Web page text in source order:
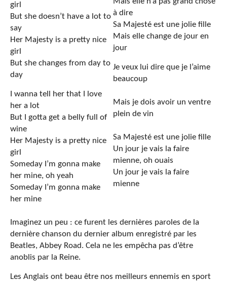
girl
But she doesn’t have a lot to
say
Her Majesty is a pretty nice
girl
But she changes from day to
day
I wanna tell her that I love
her a lot
But I gotta get a belly full of
wine
Her Majesty is a pretty nice
girl
Someday I’m gonna make
her mine, oh yeah
Someday I’m gonna make
her mine
à dire
Sa Majesté est une jolie fille
Mais elle change de jour en
jour
Je veux lui dire que je l’aime
beaucoup
Mais je dois avoir un ventre
plein de vin
Sa Majesté est une jolie fille
Un jour je vais la faire
mienne, oh ouais
Un jour je vais la faire
mienne
Imaginez un peu : ce furent les dernières paroles de la
dernière chanson du dernier album enregistré par les
Beatles, Abbey Road. Cela ne les empêcha pas d’être
anoblis par la Reine.
Les Anglais ont beau être nos meilleurs ennemis en sport